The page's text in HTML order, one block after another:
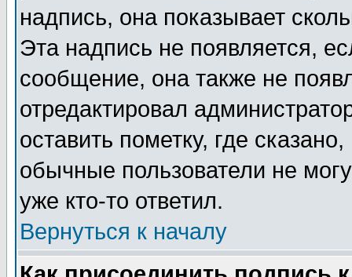
надпись, она показывает
Эта надпись не появляется,
сообщение, она также не
отредактировал
оставить пометку, где
обычные пользователи не
уже кто-то ответил.
Вернуться к началу